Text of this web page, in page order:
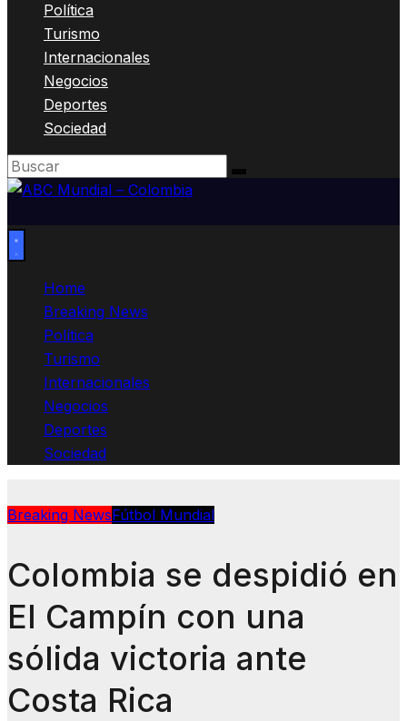
Política
Turismo
Internacionales
Negocios
Deportes
Sociedad
Home
Breaking News
Política
Turismo
Internacionales
Negocios
Deportes
Sociedad
Breaking NewsFútbol Mundial
Colombia se despidió en
El Campín con una
sólida victoria ante
Costa Rica